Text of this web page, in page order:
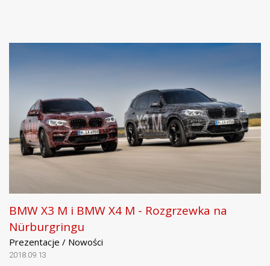
BMW X3 M i BMW X4 M - Rozgrzewka na
Nürburgringu
Prezentacje / Nowości
2018.09.13